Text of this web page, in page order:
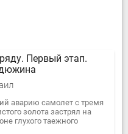
Первый этап.
аварию самолет с тремя
золота застрял на
глухого таежного